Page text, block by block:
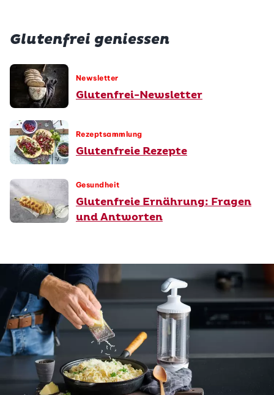
Glutenfrei geniessen
Newsletter
Glutenfrei-Newsletter
Rezeptsammlung
Glutenfreie Rezepte
Gesundheit
Glutenfreie Ernährung: Fragen
und Antworten